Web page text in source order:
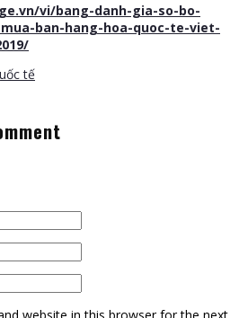
vi/bang-danh-gia-so-bo-
ban-hang-hoa-quoc-te-viet-
tế